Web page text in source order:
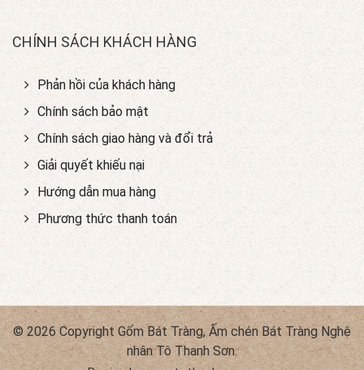
CHÍNH SÁCH KHÁCH HÀNG
Phản hồi của khách hàng
Chính sách bảo mật
Chính sách giao hàng và đổi trả
Giải quyết khiếu nại
Hướng dẫn mua hàng
Phương thức thanh toán
© 2026 Copyright Gốm Bát Tràng, Ấm chén Bát Tràng Nghệ
nhân Tô Thanh Sơn.